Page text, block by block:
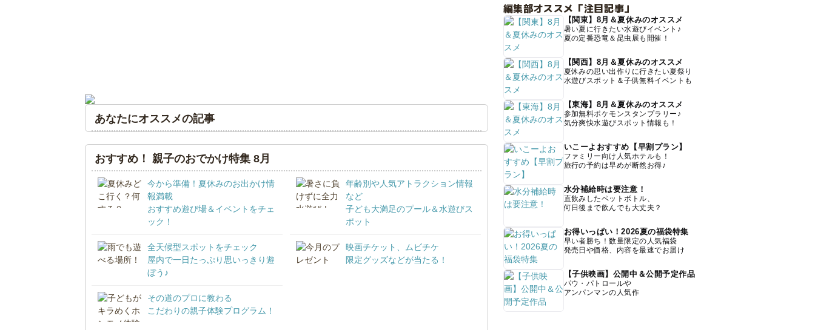
あなたにオススメの記事
おすすめ！ 親子のおでかけ特集 8月
今から準備！夏休みのお出かけ情
報満載
おすすめ遊び場＆イベントをチェ
ック！
年齢別や人気アトラクション情報
など
子ども大満足のプール＆水遊びス
ポット
全天候型スポットをチェック
屋内で一日たっぷり思いっきり遊
ぼう♪
映画チケット、ムビチケ
限定グッズなどが当たる！
その道のプロに教わる
こだわりの親子体験プログラム！
編集部オススメ「注目記事」
【関東】8月＆夏休みのオススメ
暑い夏に行きたい水遊びイベント♪
夏の定番恐竜＆昆虫展も開催！
【関西】8月＆夏休みのオススメ
夏休みの思い出作りに行きたい夏祭り
水遊びスポット＆子供無料イベントも
【東海】8月＆夏休みのオススメ
参加無料ポケモンスタンプラリー♪
気分爽快水遊びスポット情報も！
いこーよおすすめ【早割プラン】
ファミリー向け人気ホテルも！
旅行の予約は早めが断然お得♪
水分補給時は要注意！
直飲みしたペットボトル、
何日後まで飲んでも大丈夫？
お得いっぱい！2026夏の福袋特集
早い者勝ち！数量限定の人気福袋
発売日や価格、内容を最速でお届け
【子供映画】公開中＆公開予定作品
パウ・パトロールや
アンパンマンの人気作